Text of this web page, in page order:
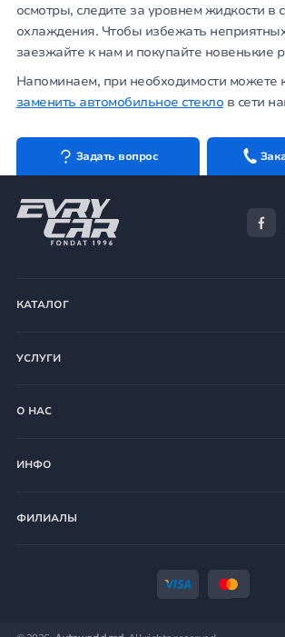
осмотры, следите за уровнем жидкости в
охлаждения. Чтобы избежать
заезжайте к нам и покупайте новенькие
Напоминаем, при необходимости можете
заменить автомобильное стекло в сети
Задать вопрос
КАТАЛОГ
УСЛУГИ
О НАС
ИНФО
ФИЛИАЛЫ